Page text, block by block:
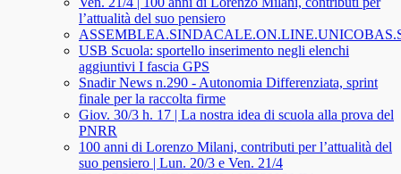
l’attualità del suo pensiero
USB Scuola: sportello inserimento negli elenchi
aggiuntivi I fascia GPS
Snadir News n.290 - Autonomia Differenziata, sprint
finale per la raccolta firme
Giov. 30/3 h. 17 | La nostra idea di scuola alla prova del
PNRR
100 anni di Lorenzo Milani, contributi per l’attualità del
suo pensiero | Lun. 20/3 e Ven. 21/4